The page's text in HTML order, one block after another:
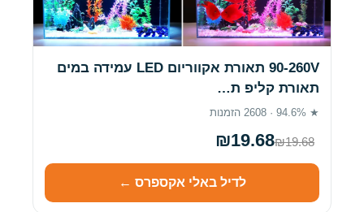
90-260V תאורת אקווריום LED עמידה במים
תאורת קליפ ת…
★ 94.6% · 2608 הזמנות
₪19.68₪19.68
לדיל באלי אקספרס ←